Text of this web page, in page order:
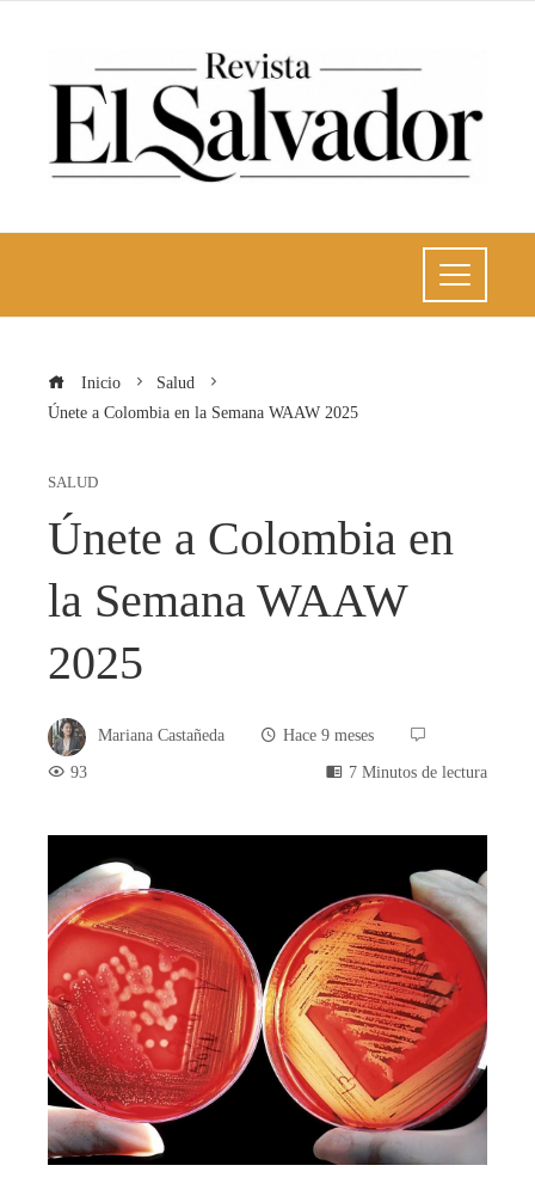
Inicio
Salud
Únete a Colombia en la Semana WAAW 2025
SALUD
Únete a Colombia en
la Semana WAAW
2025
Mariana Castañeda
Hace 9 meses
93
7 Minutos de lectura